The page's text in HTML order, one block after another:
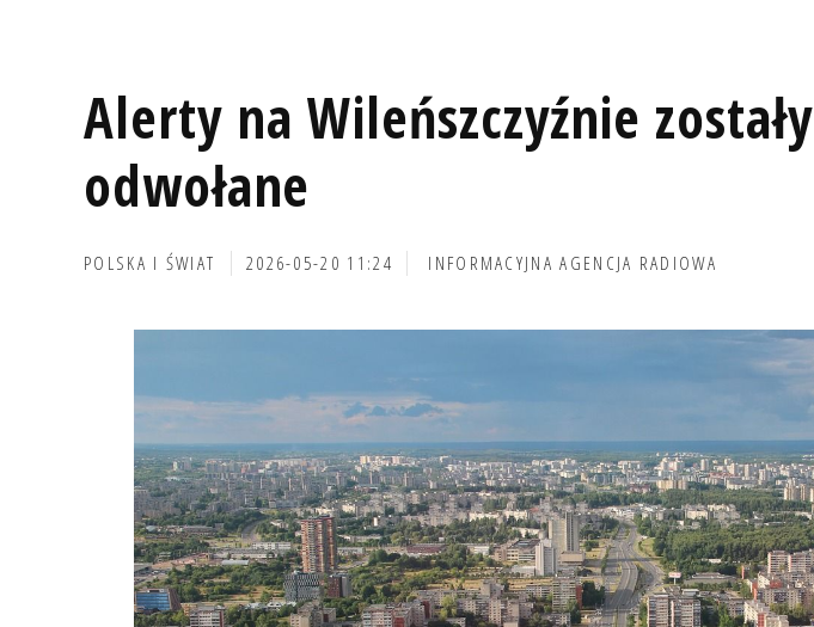
Alerty na Wileńszczyźnie zostały
odwołane
POLSKA I ŚWIAT 2026-05-20 11:24 INFORMACYJNA AGENCJA RADIOWA